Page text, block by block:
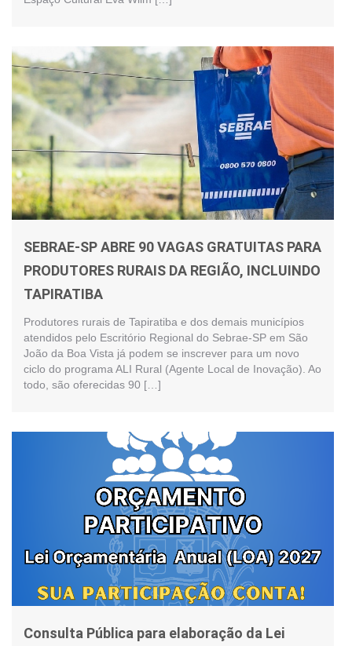
SEBRAE-SP ABRE 90 VAGAS GRATUITAS PARA
PRODUTORES RURAIS DA REGIÃO, INCLUINDO
TAPIRATIBA
Produtores rurais de Tapiratiba e dos demais municípios
atendidos pelo Escritório Regional do Sebrae-SP em São
João da Boa Vista já podem se inscrever para um novo
ciclo do programa ALI Rural (Agente Local de Inovação). Ao
todo, são oferecidas 90 […]
Consulta Pública para elaboração da Lei